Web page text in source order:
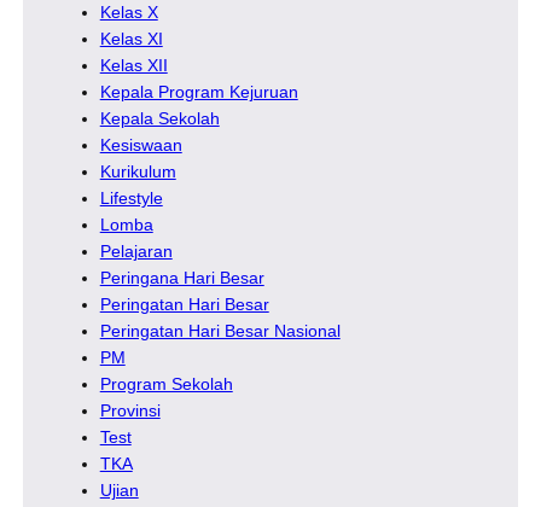
Kelas X
Kelas XI
Kelas XII
Kepala Program Kejuruan
Kepala Sekolah
Kesiswaan
Kurikulum
Lifestyle
Lomba
Pelajaran
Peringana Hari Besar
Peringatan Hari Besar
Peringatan Hari Besar Nasional
PM
Program Sekolah
Provinsi
Test
TKA
Ujian